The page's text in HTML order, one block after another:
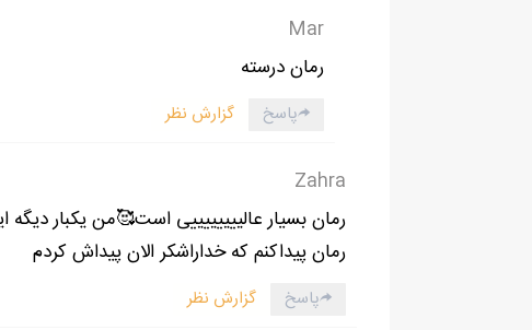
حالا اولین قدم,برای از بین بردن ترسش بود
منو نگاه می کرد .
باز هم سکوت , ولی نگاش رنگ سوال و تعجب داشت.
چنگالم رو برداشتم و فرو کردم توی بشقابم . چند
نگاهی به رایان کردم , فقط داشت نگاه می کرد.
با دهان پر گفتم:
Mar
رمان درسته
پاسخ گزارش نظر
Zahra
رمان بسیار عالییییییییی است🥰من یکبار
رمان پیداکنم که خداراشکر الان پیداش کردم
پاسخ گزارش نظر